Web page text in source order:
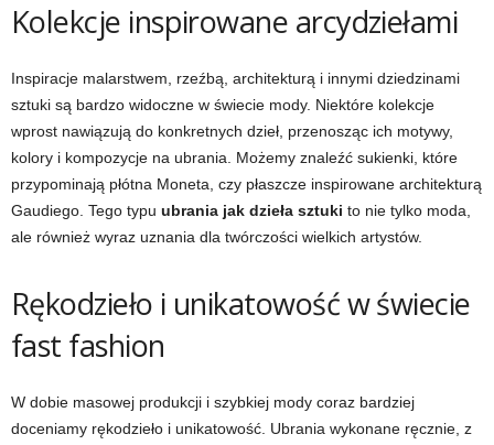
Kolekcje inspirowane arcydziełami
Inspiracje malarstwem, rzeźbą, architekturą i innymi dziedzinami
sztuki są bardzo widoczne w świecie mody. Niektóre kolekcje
wprost nawiązują do konkretnych dzieł, przenosząc ich motywy,
kolory i kompozycje na ubrania. Możemy znaleźć sukienki, które
przypominają płótna Moneta, czy płaszcze inspirowane architekturą
Gaudiego. Tego typu ubrania jak dzieła sztuki to nie tylko moda,
ale również wyraz uznania dla twórczości wielkich artystów.
Rękodzieło i unikatowość w świecie
fast fashion
W dobie masowej produkcji i szybkiej mody coraz bardziej
doceniamy rękodzieło i unikatowość. Ubrania wykonane ręcznie, z